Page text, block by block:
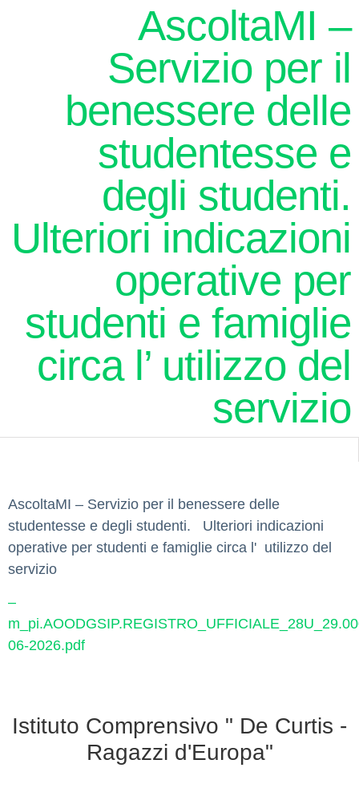
AscoltaMI –
Servizio per il
benessere delle
studentesse e
degli studenti.
Ulteriori indicazioni
operative per
studenti e famiglie
circa l’ utilizzo del
servizio
AscoltaMI – Servizio per il benessere delle
studentesse e degli studenti. Ulteriori indicazioni
operative per studenti e famiglie circa l' utilizzo del
servizio
–
06-2026.pdf
Istituto Comprensivo " De Curtis -
Ragazzi d'Europa"